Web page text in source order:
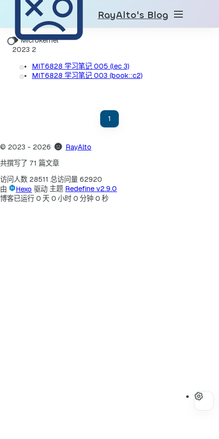
RayAlto's Blog
Microkernel
2023 2
MIT6828 学习笔记 005 (lec 3)
MIT6828 学习笔记 003 (book::c2)
1
© 2023 - 2026 RayAlto
共撰写了 71 篇文章
访问人数 28511 总访问量 62920
由
Hexo 驱动 主题 Redefine v2.9.0
博客已运行 0 天 0 小时 0 分钟 0 秒